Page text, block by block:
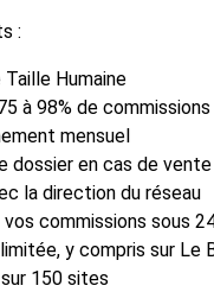
:
Taille Humaine
à 98% de commissions
mensuel
dossier en cas de vente
la direction du réseau
commissions sous
y compris sur Le
150 sites